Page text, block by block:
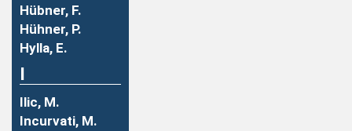
Hübner, F.
Hühner, P.
Hylla, E.
I
Ilic, M.
Incurvati, M.